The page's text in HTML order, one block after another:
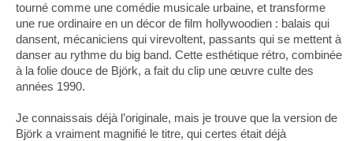
tourné comme une comédie musicale urbaine, et transforme
une rue ordinaire en un décor de film hollywoodien : balais qui
dansent, mécaniciens qui virevoltent, passants qui se mettent à
danser au rythme du big band. Cette esthétique rétro, combinée
à la folie douce de Björk, a fait du clip une œuvre culte des
années 1990.
Je connaissais déjà l’originale, mais je trouve que la version de
Björk a vraiment magnifié le titre, qui certes était déjà